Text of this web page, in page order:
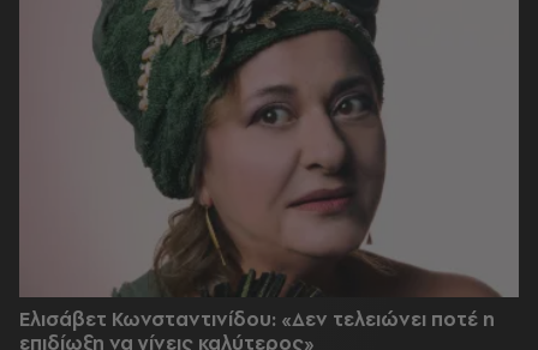
Ελισάβετ Κωνσταντινίδου: «Δεν τελειώνει ποτέ η
επιδίωξη να γίνεις καλύτερος»